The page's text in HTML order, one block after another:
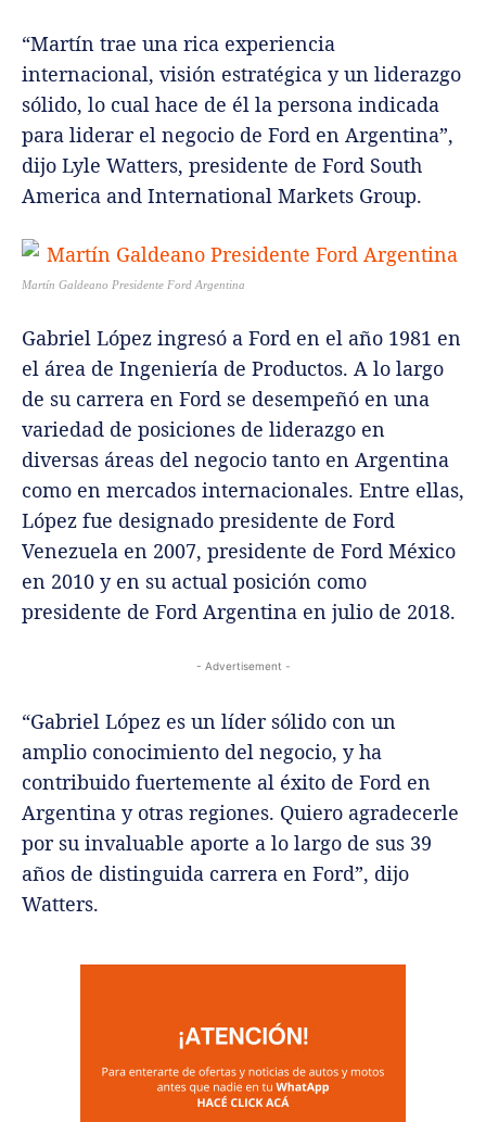
“Martín trae una rica experiencia
internacional, visión estratégica y un liderazgo
sólido, lo cual hace de él la persona indicada
para liderar el negocio de Ford en Argentina”,
dijo Lyle Watters, presidente de Ford South
America and International Markets Group.
Martín Galdeano Presidente Ford Argentina
Gabriel López ingresó a Ford en el año 1981 en
el área de Ingeniería de Productos. A lo largo
de su carrera en Ford se desempeñó en una
variedad de posiciones de liderazgo en
diversas áreas del negocio tanto en Argentina
como en mercados internacionales. Entre ellas,
López fue designado presidente de Ford
Venezuela en 2007, presidente de Ford México
en 2010 y en su actual posición como
presidente de Ford Argentina en julio de 2018.
- Advertisement -
“Gabriel López es un líder sólido con un
amplio conocimiento del negocio, y ha
contribuido fuertemente al éxito de Ford en
Argentina y otras regiones. Quiero agradecerle
por su invaluable aporte a lo largo de sus 39
años de distinguida carrera en Ford”, dijo
Watters.